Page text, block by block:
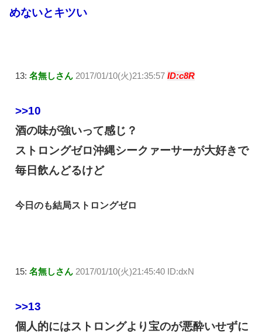
めないとキツい
13: 名無しさん 2017/01/10(火)21:35:57 ID:c8R
>>10
酒の味が強いって感じ？
ストロングゼロ沖縄シークァーサーが大好きで
毎日飲んどるけど
今日のも結局ストロングゼロ
15: 名無しさん 2017/01/10(火)21:45:40 ID:dxN
>>13
個人的にはストロングより宝のが悪酔いせずに